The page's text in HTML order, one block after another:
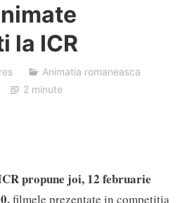
la ICR
Animatia romaneasca
2 minute
propune joi, 12 februarie
filmele prezentate in competitia